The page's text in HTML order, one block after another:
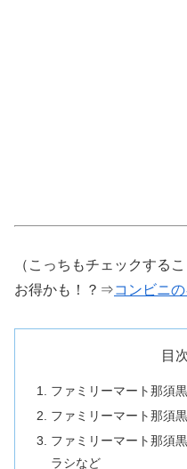
（こっちもチェックする
お得かも！？⇒コンビニ
目
ファミリーマート那須
ファミリーマート那須
ファミリーマート那須
ラシなど